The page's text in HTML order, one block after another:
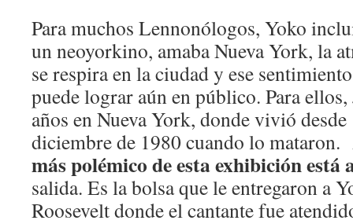
Para muchos Lennonólogos, Yoko
un neoyorkino, amaba Nueva York, la
se respira en la ciudad y ese
puede lograr aún en público. Para
años en Nueva York, donde vivió
diciembre de 1980 cuando lo
más polémico de esta exhibición está
salida. Es la bolsa que le entregaron a
Roosevelt donde el cantante fue